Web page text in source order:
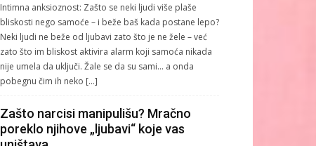
Intimna anksioznost: Zašto se neki ljudi više plaše
bliskosti nego samoće – i beže baš kada postane lepo?
Neki ljudi ne beže od ljubavi zato što je ne žele – već
zato što im bliskost aktivira alarm koji samoća nikada
nije umela da uključi. Žale se da su sami… a onda
pobegnu čim ih neko […]
Zašto narcisi manipulišu? Mračno
poreklo njihove „ljubavi“ koje vas